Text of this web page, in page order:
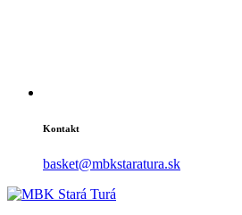
Kontakt
basket@mbkstaratura.sk